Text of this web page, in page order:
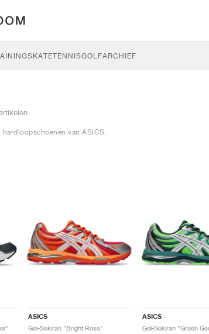
SKATETENNISGOLFARCHIEF
van ASICS.
ASICS
Gel-Sekiran "Bright Rose"
ASICS
Gel-Sekiran "Green